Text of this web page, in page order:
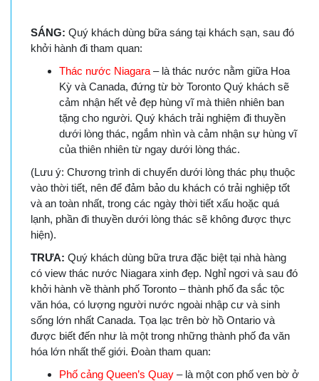
SÁNG: Quý khách dùng bữa sáng tại khách sạn, sau đó
khởi hành đi tham quan:
Thác nước Niagara– là thác nước nằm giữa Hoa
Kỳ và Canada, đứng từ bờ Toronto Quý khách sẽ
cảm nhận hết vẻ đẹp hùng vĩ mà thiên nhiên ban
tặng cho người. Quý khách trải nghiệm đi thuyền
dưới lòng thác, ngắm nhìn và cảm nhận sự hùng vĩ
của thiên nhiên từ ngay dưới lòng thác.
(Lưu ý: Chương trình di chuyển dưới lòng thác phụ thuộc
vào thời tiết, nên để đảm bảo du khách có trải nghiệp tốt
và an toàn nhất, trong các ngày thời tiết xấu hoặc quá
lạnh, phần đi thuyền dưới lòng thác sẽ không được thực
hiện).
TRƯA: Quý khách dùng bữa trưa đặc biệt tại nhà hàng
có view thác nước Niagara xinh đẹp. Nghỉ ngơi và sau đó
khởi hành về thành phố Toronto – thành phố đa sắc tộc
văn hóa, có lượng người nước ngoài nhập cư và sinh
sống lớn nhất Canada. Tọa lạc trên bờ hồ Ontario và
được biết đến như là một trong những thành phố đa văn
hóa lớn nhất thế giới. Đoàn tham quan:
Phố cảng Queen’s Quay – là một con phố ven bờ ở